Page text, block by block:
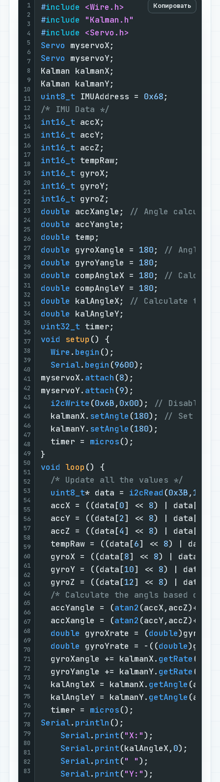
Копировать
1
2
3
4
5
6
7
8
9
10
11
12
13
14
15
16
17
18
19
20
21
22
23
24
25
26
27
28
29
30
31
32
33
34
35
36
37
38
39
40
41
42
43
44
45
46
47
48
49
50
51
52
53
54
55
56
57
58
59
60
61
62
63
64
65
66
67
68
69
70
71
72
73
74
75
76
77
78
79
80
81
82
83
#include <Wire.h>
#include
"Kalman.h"
#include <Servo.h>
Servo
Servo myservoY;
Kalman kalmanX;
uint8_t IMUAddress = 0x68
/* IMU Data */
int16_t
int16_t
int16_t
int16_t
int16_t
int16_t
int16_t
double accXangle;
// Angle calculate
double
double
double gyroXangle = 180;
// Angle
double gyroYangle = 180
double compAngleX = 180;
//
double compAngleY = 180
double kalAngleX;
// Calculate the
double
uint32_t
void
setup ()
{
Wire . begin ();
Serial. begin (9600);
myservoX. attach (8);
myservoY. attach (9);
i2cWrite (0x6B, 0x00);
// Disable
  kalmanX.
setAngle (180);
// Set
  kalmanY.
setAngle (180);
  timer =
micros();
void loop ()
{
/* Update all the values */
uint8_t* data = i2cRead (0x3B, 14
  accX = ((data[
0] << 8) | data[
  accY = ((data[
2] << 8) | data[
  accZ = ((data[
4] << 8) | data[
  tempRaw = ((data[
6] << 8) | data[
  gyroX = ((data[
8] << 8) | data[
  gyroY = ((data[
10] << 8) | data[
  gyroZ = ((data[
12] << 8) | data[
/* Calculate the angls based on
  accYangle = (
atan2
  accXangle = (
atan2
double gyroXrate = (double)gyroX/
double gyroYrate = -((double
  gyroXangle += kalmanX.
getRate ()*((
  gyroYangle += kalmanY.
getRate ()*((
  kalAngleX = kalmanX.
getAngle
  kalAngleY = kalmanY.
getAngle
  timer =
micros
Serial. println ();
Serial. print("X:");
Serial. print(kalAngleX, 0);
Serial. print(" ");
Serial. print("Y:");